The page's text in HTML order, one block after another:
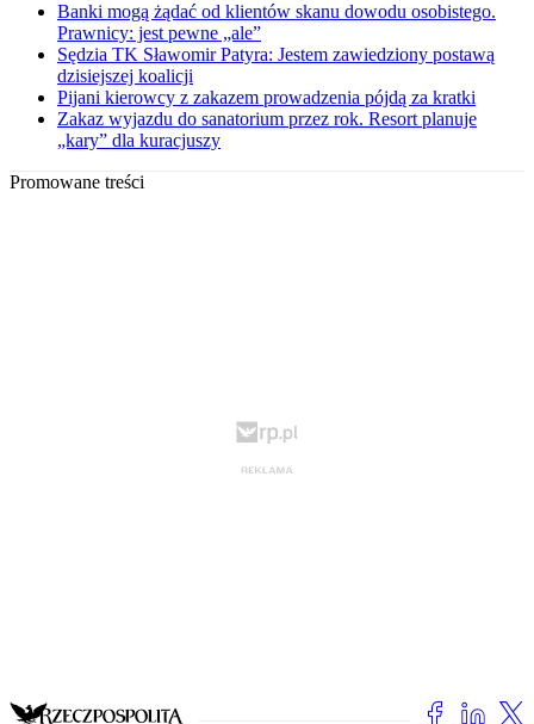
Banki mogą żądać od klientów skanu dowodu osobistego.
Prawnicy: jest pewne „ale”
Sędzia TK Sławomir Patyra: Jestem zawiedziony postawą
dzisiejszej koalicji
Pijani kierowcy z zakazem prowadzenia pójdą za kratki
Zakaz wyjazdu do sanatorium przez rok. Resort planuje
„kary” dla kuracjuszy
Promowane treści